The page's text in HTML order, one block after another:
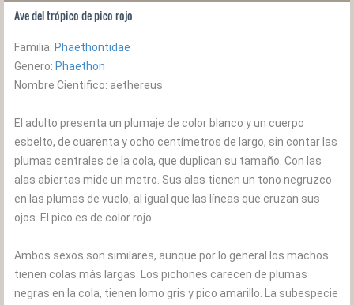
Ave del trópico de pico rojo
Familia: Phaethontidae
Genero: Phaethon
Nombre Cientifico: aethereus
El adulto presenta un plumaje de color blanco y un cuerpo
esbelto, de cuarenta y ocho centímetros de largo, sin contar las
plumas centrales de la cola, que duplican su tamaño. Con las
alas abiertas mide un metro. Sus alas tienen un tono negruzco
en las plumas de vuelo, al igual que las líneas que cruzan sus
ojos. El pico es de color rojo.
Ambos sexos son similares, aunque por lo general los machos
tienen colas más largas. Los pichones carecen de plumas
negras en la cola, tienen lomo gris y pico amarillo. La subespecie